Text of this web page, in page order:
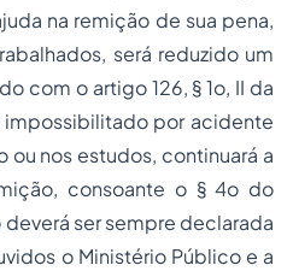
na remição de sua pena,
será reduzido um
com o artigo 126, § 1o, II da
impossibilitado por acidente
ou nos estudos, continuará a
consoante o § 4o do
ser sempre declarada
o Ministério Público e a